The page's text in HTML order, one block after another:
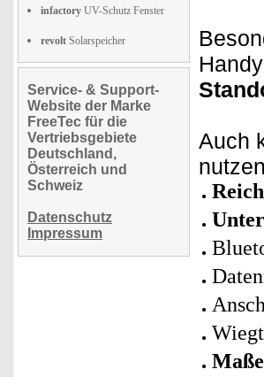
infactory UV-Schutz Fenster
revolt Solarspeicher
Service- & Support-
Website der Marke
FreeTec für die
Vertriebsgebiete
Deutschland,
Österreich und
Schweiz
Datenschutz
Impressum
Handy
Auch